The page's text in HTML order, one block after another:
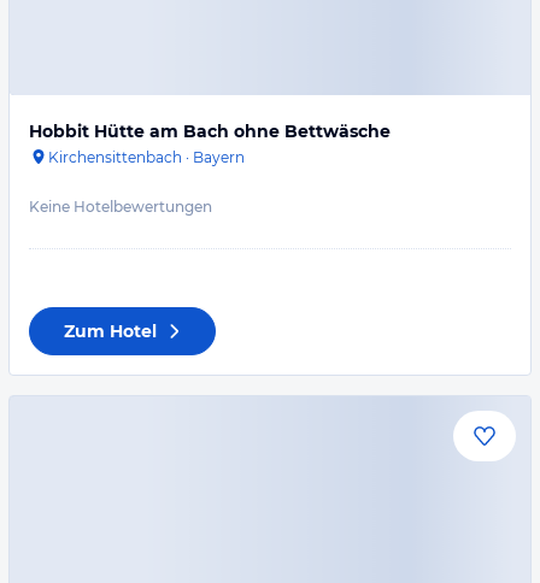
Hobbit Hütte am Bach ohne Bettwäsche
Kirchensittenbach · Bayern
Keine Hotelbewertungen
Zum Hotel